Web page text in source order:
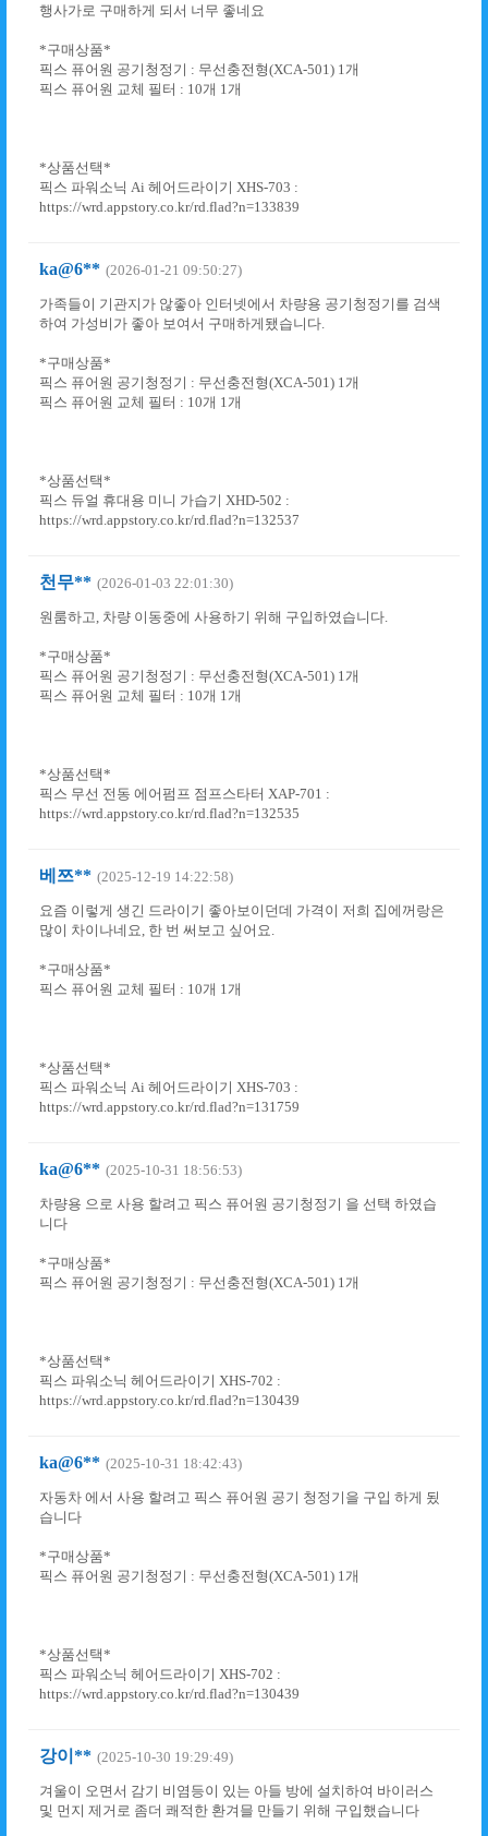
행사가로 구매하게 되서 너무 좋네요
*구매상품*
픽스 퓨어원 공기청정기 : 무선충전형(XCA-501) 1개
픽스 퓨어원 교체 필터 : 10개 1개
*상품선택*
픽스 파워소닉 Ai 헤어드라이기 XHS-703 :
https://wrd.appstory.co.kr/rd.flad?n=133839
ka@6** (2026-01-21 09:50:27)
가족들이 기관지가 않좋아 인터넷에서 차량용 공기청정기를 검색
하여 가성비가 좋아 보여서 구매하게됐습니다.
*구매상품*
픽스 퓨어원 공기청정기 : 무선충전형(XCA-501) 1개
픽스 퓨어원 교체 필터 : 10개 1개
*상품선택*
픽스 듀얼 휴대용 미니 가습기 XHD-502 :
https://wrd.appstory.co.kr/rd.flad?n=132537
천무** (2026-01-03 22:01:30)
원룸하고, 차량 이동중에 사용하기 위해 구입하였습니다.
*구매상품*
픽스 퓨어원 공기청정기 : 무선충전형(XCA-501) 1개
픽스 퓨어원 교체 필터 : 10개 1개
*상품선택*
픽스 무선 전동 에어펌프 점프스타터 XAP-701 :
https://wrd.appstory.co.kr/rd.flad?n=132535
베쯔** (2025-12-19 14:22:58)
요즘 이렇게 생긴 드라이기 좋아보이던데 가격이 저희 집에꺼랑은
많이 차이나네요, 한 번 써보고 싶어요.
*구매상품*
픽스 퓨어원 교체 필터 : 10개 1개
*상품선택*
픽스 파워소닉 Ai 헤어드라이기 XHS-703 :
https://wrd.appstory.co.kr/rd.flad?n=131759
ka@6** (2025-10-31 18:56:53)
차량용 으로 사용 할려고 픽스 퓨어원 공기청정기 을 선택 하였습
니다
*구매상품*
픽스 퓨어원 공기청정기 : 무선충전형(XCA-501) 1개
*상품선택*
픽스 파워소닉 헤어드라이기 XHS-702 :
https://wrd.appstory.co.kr/rd.flad?n=130439
ka@6** (2025-10-31 18:42:43)
자동차 에서 사용 할려고 픽스 퓨어원 공기 청정기을 구입 하게 됬
습니다
*구매상품*
픽스 퓨어원 공기청정기 : 무선충전형(XCA-501) 1개
*상품선택*
픽스 파워소닉 헤어드라이기 XHS-702 :
https://wrd.appstory.co.kr/rd.flad?n=130439
강이** (2025-10-30 19:29:49)
겨울이 오면서 감기 비염등이 있는 아들 방에 설치하여 바이러스
및 먼지 제거로 좀더 쾌적한 환겨믈 만들기 위해 구입했습니다